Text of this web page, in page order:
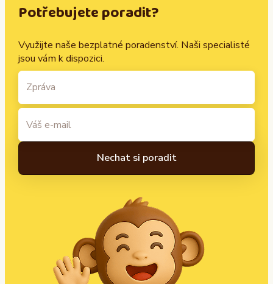
Potřebujete poradit?
Využijte naše bezplatné poradenství. Naši specialisté
jsou vám k dispozici.